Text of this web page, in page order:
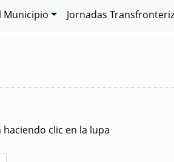
Municipio Jornadas
clic en la lupa